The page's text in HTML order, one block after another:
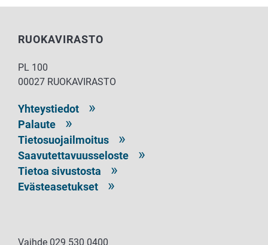
RUOKAVIRASTO
PL 100
00027 RUOKAVIRASTO
Yhteystiedot
Palaute
Tietosuojailmoitus
Saavutettavuusseloste
Tietoa sivustosta
Evästeasetukset
Vaihde 029 530 0400